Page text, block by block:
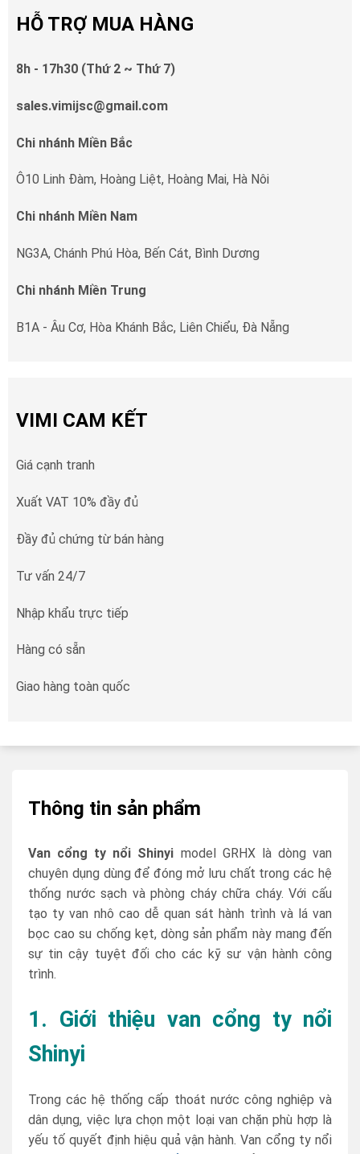
HỖ TRỢ MUA HÀNG
8h - 17h30 (Thứ 2 ~ Thứ 7)
sales.vimijsc@gmail.com
Chi nhánh Miền Bắc
Ô10 Linh Đàm, Hoàng Liệt, Hoàng Mai, Hà Nôi
Chi nhánh Miền Nam
NG3A, Chánh Phú Hòa, Bến Cát, Bình Dương
Chi nhánh Miền Trung
B1A - Âu Cơ, Hòa Khánh Bắc, Liên Chiểu, Đà Nẵng
VIMI CAM KẾT
Giá cạnh tranh
Xuất VAT 10% đầy đủ
Đầy đủ chứng từ bán hàng
Tư vấn 24/7
Nhập khẩu trực tiếp
Hàng có sẵn
Giao hàng toàn quốc
Thông tin sản phẩm
Van cổng ty nổi Shinyi model GRHX là dòng van
chuyên dụng dùng để đóng mở lưu chất trong các hệ
thống nước sạch và phòng cháy chữa cháy. Với cấu
tạo ty van nhô cao dễ quan sát hành trình và lá van
bọc cao su chống kẹt, dòng sản phẩm này mang đến
sự tin cậy tuyệt đối cho các kỹ sư vận hành công
trình.
1. Giới thiệu van cổng ty nổi
Shinyi
Trong các hệ thống cấp thoát nước công nghiệp và
dân dụng, việc lựa chọn một loại van chặn phù hợp là
yếu tố quyết định hiệu quả vận hành. Van cổng ty nổi